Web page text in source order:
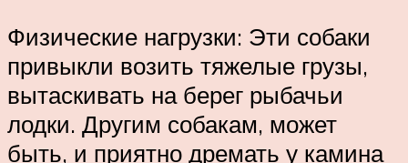
Физические нагрузки: Эти собаки
привыкли возить тяжелые грузы,
вытаскивать на берег рыбачьи
лодки. Другим собакам, может
быть, и приятно дремать у камина